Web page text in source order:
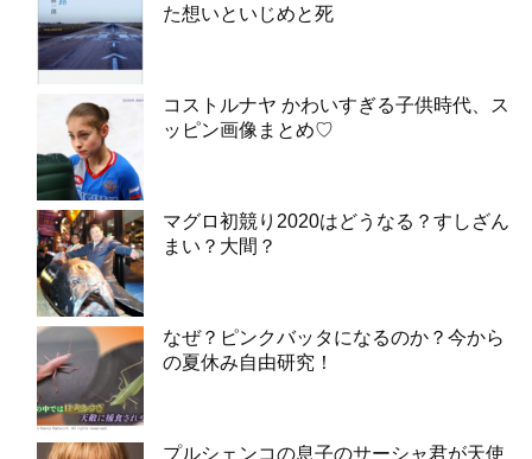
た想いといじめと死
コストルナヤ かわいすぎる子供時代、ス
ッピン画像まとめ♡
マグロ初競り2020はどうなる？すしざん
まい？大間？
なぜ？ピンクバッタになるのか？今から
の夏休み自由研究！
プルシェンコの息子のサーシャ君が天使